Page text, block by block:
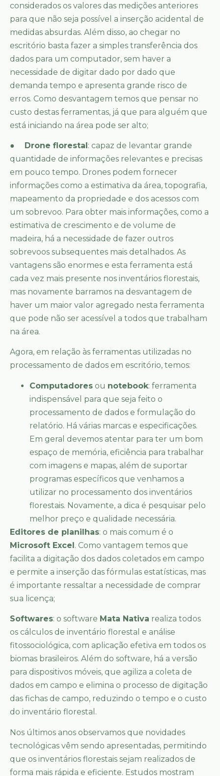
considerados os valores das medições anteriores
para que não seja possível a inserção acidental de
medidas absurdas. Além disso, ao chegar no
escritório basta fazer a simples transferência dos
dados para um computador, sem haver a
necessidade de digitar dado por dado que
demanda tempo e apresenta grande risco de
erros. Como desvantagem temos que pensar no
custo destas ferramentas, já que para alguém que
está iniciando na área pode ser alto;
● Drone florestal: capaz de levantar grande
quantidade de informações relevantes e precisas
em pouco tempo. Drones podem fornecer
informações como a estimativa da área, topografia,
mapeamento da propriedade e dos acessos com
um sobrevoo. Para obter mais informações, como a
estimativa de crescimento e de volume de
madeira, há a necessidade de fazer outros
sobrevoos subsequentes mais detalhados. As
vantagens são enormes e esta ferramenta está
cada vez mais presente nos inventários florestais,
mas novamente barramos na desvantagem de
haver um maior valor agregado nesta ferramenta
que pode não ser acessível a todos que trabalham
na área.
Agora, em relação às ferramentas utilizadas no
processamento de dados em escritório, temos:
Computadores ou notebook: ferramenta
indispensável para que seja feito o
processamento de dados e formulação do
relatório. Há várias marcas e especificações.
Em geral devemos atentar para ter um bom
espaço de memória, eficiência para trabalhar
com imagens e mapas, além de suportar
programas específicos que venhamos a
utilizar no processamento dos inventários
florestais. Novamente, a dica é pesquisar pelo
melhor preço e qualidade necessária.
Editores de planilhas: o mais comum é o
Microsoft Excel. Como vantagem temos que
facilita a digitação dos dados coletados em campo
e permite a inserção das fórmulas estatísticas, mas
é importante ressaltar a necessidade de comprar
sua licença;
Softwares: o software Mata Nativa realiza todos
os cálculos de inventário florestal e análise
fitossociológica, com aplicação efetiva em todos os
biomas brasileiros. Além do software, há a versão
para dispositivos móveis, que agiliza a coleta de
dados em campo e elimina o processo de digitação
das fichas de campo, reduzindo o tempo e o custo
do inventário florestal.
Nos últimos anos observamos que novidades
tecnológicas vêm sendo apresentadas, permitindo
que os inventários florestais sejam realizados de
forma mais rápida e eficiente. Estudos mostram